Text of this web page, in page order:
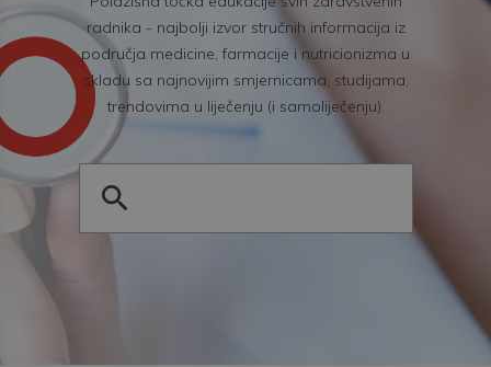
radnika - najbolji izvor stručnih informacija iz
područja medicine, farmacije i nutricionizma u
skladu sa najnovijim smjernicama, studijama,
trendovima u liječenju (i samoliječenju).